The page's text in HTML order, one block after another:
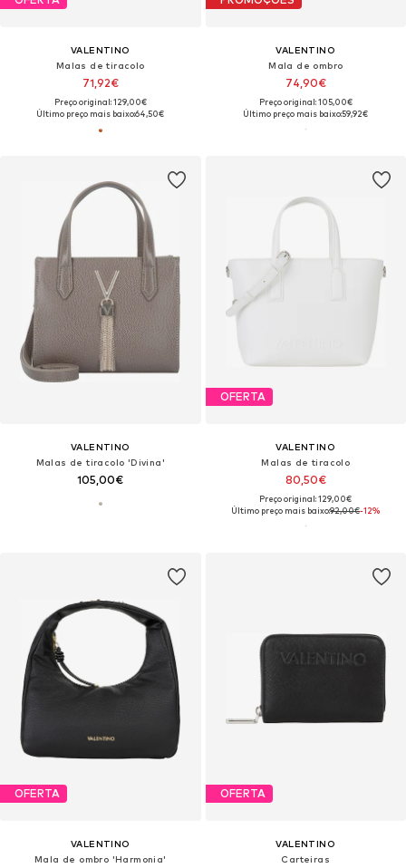
VALENTINO
Malas de tiracolo
71,92€
Preço original: 129,00€
Último preço mais baixo:64,50€
VALENTINO
Mala de ombro
74,90€
Preço original: 105,00€
Último preço mais baixo:59,92€
VALENTINO
Malas de tiracolo 'Divina'
105,00€
OFERTA
VALENTINO
Malas de tiracolo
80,50€
Preço original: 129,00€
Último preço mais baixo:92,00€-12%
OFERTA
VALENTINO
Mala de ombro 'Harmonia'
OFERTA
VALENTINO
Carteiras